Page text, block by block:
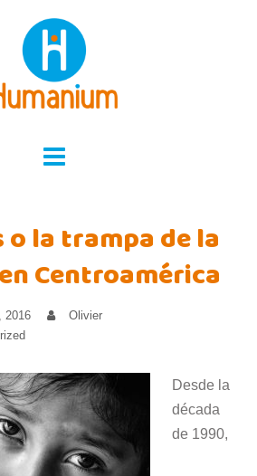
o la trampa de la
Centroamérica
2016
Olivier
Desde la
década
de 1990,